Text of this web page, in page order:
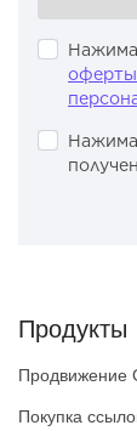
оферты
Продукты
Продвижение
Покупка